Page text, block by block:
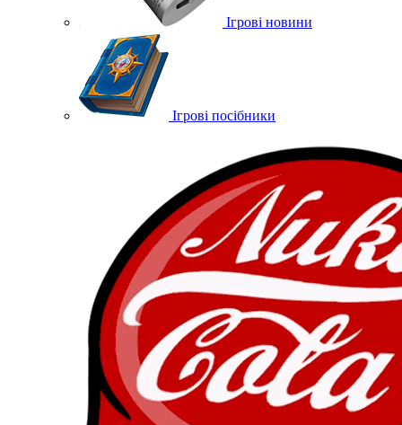
Ігрові новини
Ігрові посібники